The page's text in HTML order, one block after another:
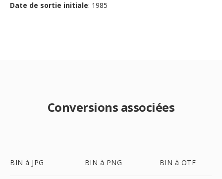
Date de sortie initiale: 1985
Conversions associées
BIN à JPG BIN à PNG BIN à OTF